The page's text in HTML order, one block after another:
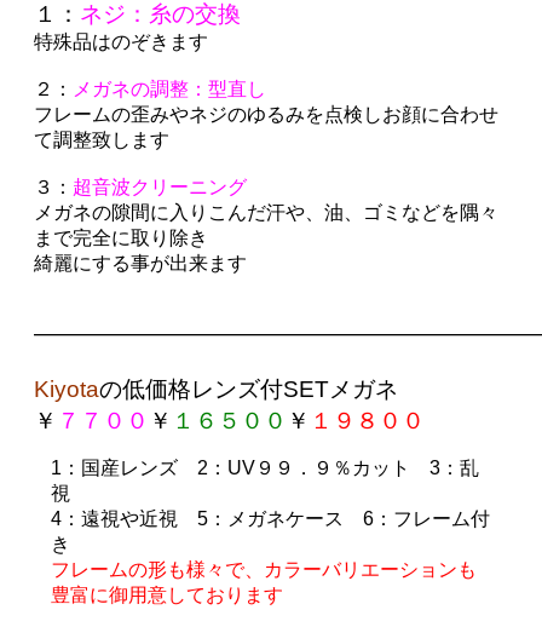
１： ネジ：糸の交換
特殊品はのぞきます
２：
メガネの調整：型直し
フレームの歪みやネジのゆるみを点検しお顔に合わせ
て調整致します
３： 超音波クリーニング
メガネの隙間に入りこんだ汗や、油、ゴミなどを隅々
まで完全に取り除き
綺麗にする事が出来ます
Kiyotaの低価格レンズ付SETメガネ
￥ ７７００ ￥ １６５００ ￥ １９８００
1 ：国産レンズ 2 ：UV９９．９％カット 3：乱
視
4：遠視や近視 5：メガネケース 6：フレーム付
き
フレームの形も様々で、カラーバリエーションも
豊富に御用意しております